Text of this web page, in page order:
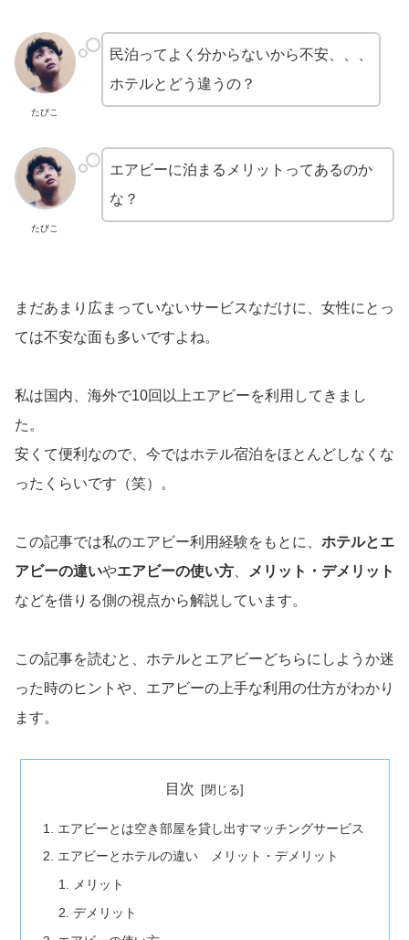
たびこ
民泊ってよく分からないから不安、、、
ホテルとどう違うの？
たびこ
エアビーに泊まるメリットってあるのか
な？
まだあまり広まっていないサービスなだけに、女性にとっ
ては不安な面も多いですよね。
私は国内、海外で10回以上エアビーを利用してきまし
た。
安くて便利なので、今ではホテル宿泊をほとんどしなくな
ったくらいです（笑）。
この記事では私のエアビー利用経験をもとに、 ホテルとエ
アビーの違いやエアビーの使い方
メリット・デメリット
などを借りる側の視点から解説しています。
この記事を読むと、ホテルとエアビーどちらにしようか迷
った時のヒントや、エアビーの上手な利用の仕方がわかり
ます。
目次
エアビーとは空き部屋を貸し出すマッチングサービス
エアビーとホテルの違い メリット・デメリット
メリット
デメリット